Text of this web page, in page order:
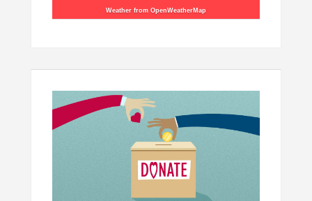
Weather from OpenWeatherMap